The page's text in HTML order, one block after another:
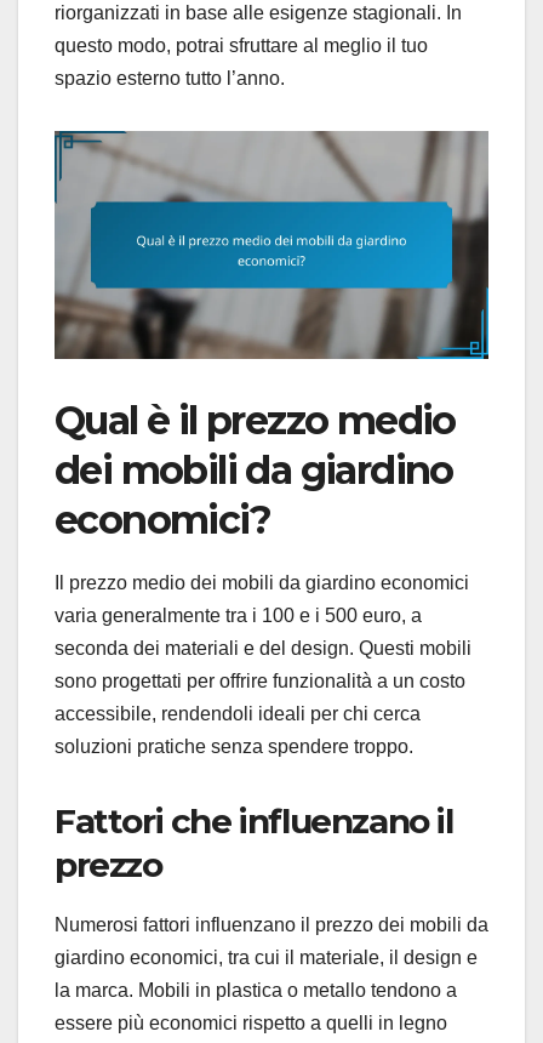
riorganizzati in base alle esigenze stagionali. In
questo modo, potrai sfruttare al meglio il tuo
spazio esterno tutto l’anno.
Qual è il prezzo medio
dei mobili da giardino
economici?
Il prezzo medio dei mobili da giardino economici
varia generalmente tra i 100 e i 500 euro, a
seconda dei materiali e del design. Questi mobili
sono progettati per offrire funzionalità a un costo
accessibile, rendendoli ideali per chi cerca
soluzioni pratiche senza spendere troppo.
Fattori che influenzano il
prezzo
Numerosi fattori influenzano il prezzo dei mobili da
giardino economici, tra cui il materiale, il design e
la marca. Mobili in plastica o metallo tendono a
essere più economici rispetto a quelli in legno